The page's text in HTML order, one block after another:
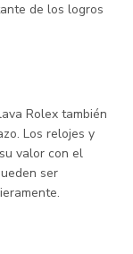
de los logros
Rolex también
Los relojes y
valor con el
ser